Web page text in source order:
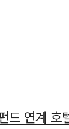
드 연계 호